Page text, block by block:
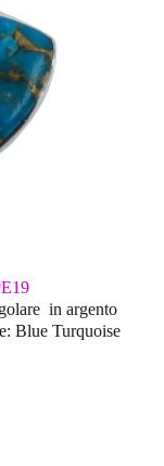
in argento
Blue Turquoise